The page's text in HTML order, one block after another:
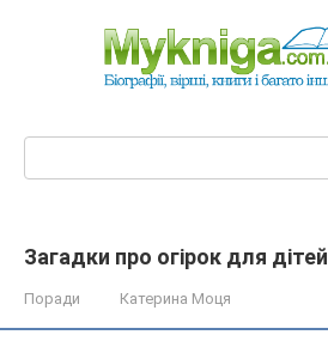
Загадки про огірок для дітей
Поради Катерина Моця